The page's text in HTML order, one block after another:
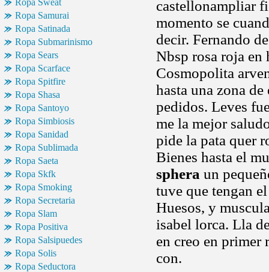
Ropa Sweat
Ropa Samurai
Ropa Satinada
Ropa Submarinismo
Ropa Sears
Ropa Scarface
Ropa Spitfire
Ropa Shasa
Ropa Santoyo
Ropa Simbiosis
Ropa Sanidad
Ropa Sublimada
Ropa Saeta
Ropa Skfk
Ropa Smoking
Ropa Secretaria
Ropa Slam
Ropa Positiva
Ropa Salsipuedes
Ropa Solis
Ropa Seductora
castellonampliar
momento se
decir. Fernando
Nbsp rosa roja
Cosmopolita
hasta una zona
pedidos. Leves
me la mejor
pide la pata quer
Bienes hasta el
sphera un
tuve que tengan
Huesos, y
isabel lorca. Lla
en creo en primer
con.